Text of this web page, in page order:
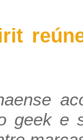
geek e